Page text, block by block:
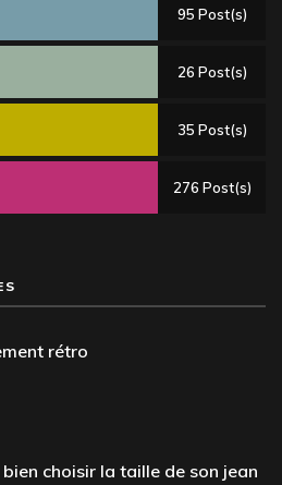
95 Post(s)
26 Post(s)
35 Post(s)
276 Post(s)
rétro
choisir la taille de son jean